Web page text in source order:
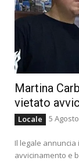
Martina
vietato
Locale 5
Il legale annuncia
avvicinamento e